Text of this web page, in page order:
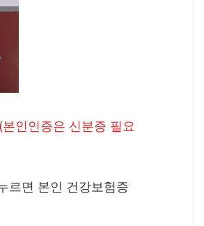
(본인인증은 신분증 필요
르면 본인 건강보험증